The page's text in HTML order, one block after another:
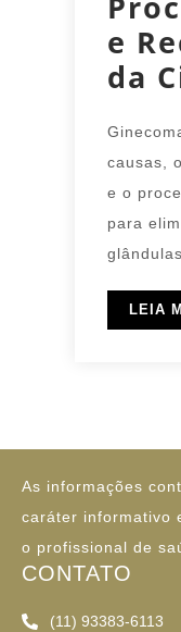
e
da
causas,
e o
para
LEIA
As informações
caráter informativo
o profissional de
CONTATO
(11) 93383-6113